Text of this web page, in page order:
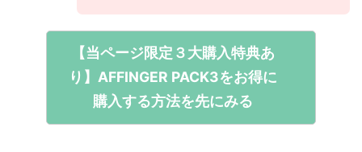
【当ページ限定３大購入特典あ
り】AFFINGER PACK3をお得に
購入する方法を先にみる